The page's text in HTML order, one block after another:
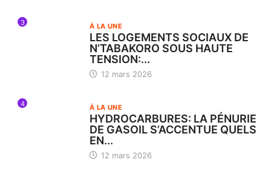
3 À LA UNE
LES LOGEMENTS SOCIAUX DE
N’TABAKORO SOUS HAUTE
TENSION:...
12 mars 2026
4 À LA UNE
HYDROCARBURES: LA PÉNURIE
DE GASOIL S’ACCENTUE QUELS
EN...
12 mars 2026